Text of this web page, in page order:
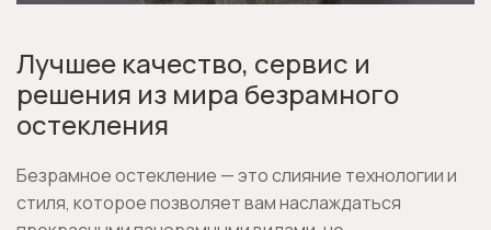
Лучшее качество, сервис и
решения из мира безрамного
остекления
Безрамное остекление — это слияние технологии и
стиля, которое позволяет вам наслаждаться